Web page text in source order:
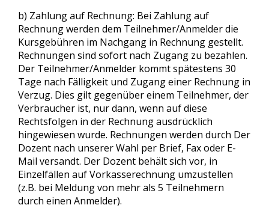
b) Zahlung auf Rechnung: Bei Zahlung auf
Rechnung werden dem Teilnehmer/Anmelder die
Kursgebühren im Nachgang in Rechnung gestellt.
Rechnungen sind sofort nach Zugang zu bezahlen.
Der Teilnehmer/Anmelder kommt spätestens 30
Tage nach Fälligkeit und Zugang einer Rechnung in
Verzug. Dies gilt gegenüber einem Teilnehmer, der
Verbraucher ist, nur dann, wenn auf diese
Rechtsfolgen in der Rechnung ausdrücklich
hingewiesen wurde. Rechnungen werden durch Der
Dozent nach unserer Wahl per Brief, Fax oder E-
Mail versandt. Der Dozent behält sich vor, in
Einzelfällen auf Vorkasserechnung umzustellen
(z.B. bei Meldung von mehr als 5 Teilnehmern
durch einen Anmelder).